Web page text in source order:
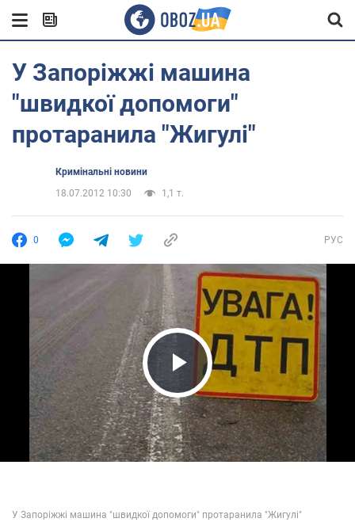
У Запоріжжі машина
"швидкої допомоги"
протаранила "Жигулі"
Кримінальні новини
18.07.2012 10:30
1,1 т.
0 РУС
Play Video